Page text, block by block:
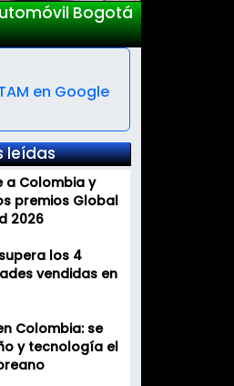
Bogotá
en Google
leídas
a Colombia y
premios Global
2026
los 4
vendidas en
Colombia: se
y tecnología el